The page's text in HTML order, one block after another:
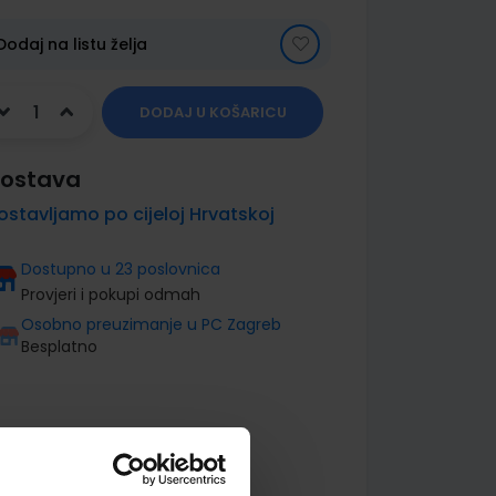
na listu želja
DODAJ U KOŠARICU
po cijeloj Hrvatskoj
Dostupno u 23 poslovnica
Provjeri i pokupi odmah
Osobno preuzimanje u PC Zagreb
Besplatno